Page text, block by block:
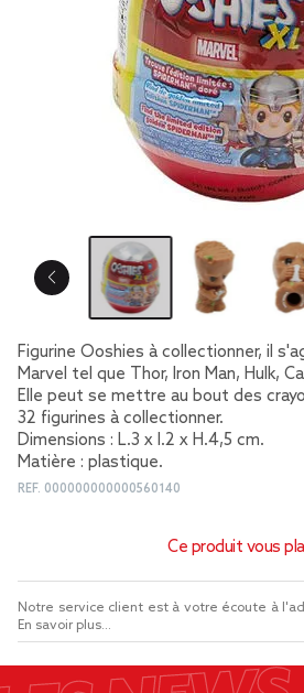
Figurine Ooshies à collectionner, il
Marvel tel que Thor, Iron Man, Hulk,
Elle peut se mettre au bout des
32 figurines à collectionner.
Dimensions : L.3 x l.2 x H.4,5 cm.
Matière : plastique.
REF. 000000000000560140
Ce produit vous
Notre service client est à votre écoute à
En savoir plus...